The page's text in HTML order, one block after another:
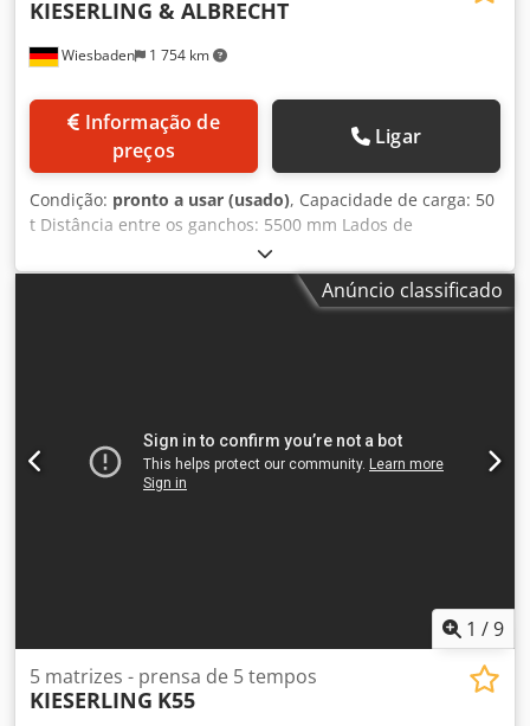
Wiesbaden 1 754 km
KIESERLING & ALBRECHT
preços
Ligar
Condição: pronto a usar (usado), Capacidade de carga: 50
t Distância entre os ganchos: 5500 mm Lados de
enganchar para ganchos duplos e simples, abertura do
gancho: 100 mm Dcodpjgzpwgjfx Adzek Gancho central
pivotante e giratório com abertura para pendurar: 200 mm
Anúncio classificado
1 /9
5 matrizes - prensa de 5 tempos
KIESERLING K55